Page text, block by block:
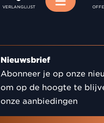
VERLANGLIJST Menu
Nieuwsbrief
Abonneer je op onze
om op de hoogte te
onze aanbiedingen